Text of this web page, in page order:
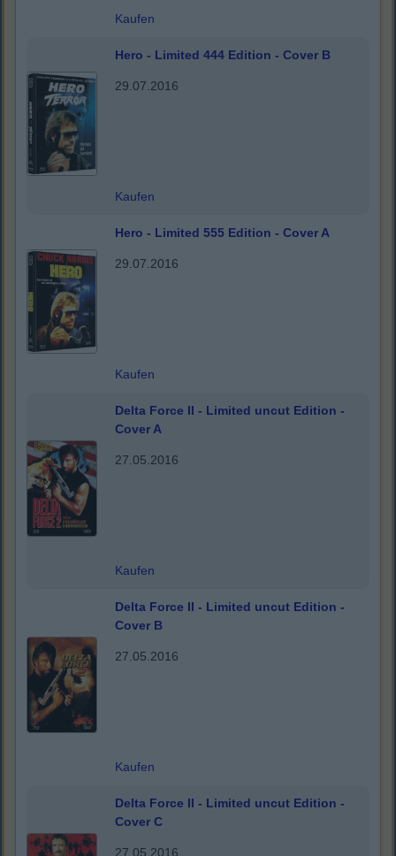
Kaufen
Hero - Limited 444 Edition - Cover B
29.07.2016
Kaufen
Hero - Limited 555 Edition - Cover A
29.07.2016
Kaufen
Delta Force II - Limited uncut Edition -
Cover A
27.05.2016
Kaufen
Delta Force II - Limited uncut Edition -
Cover B
27.05.2016
Kaufen
Delta Force II - Limited uncut Edition -
Cover C
27.05.2016